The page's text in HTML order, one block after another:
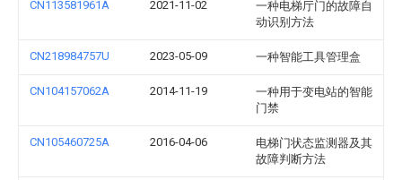
CN113581961A 2021-11-02
一种电梯厅门的故障自
动识别方法
CN218984757U 2023-05-09 一种智能工具管理盒
CN104157062A 2014-11-19
一种用于变电站的智能
门禁
CN105460725A 2016-04-06
电梯门状态监测器及其
故障判断方法